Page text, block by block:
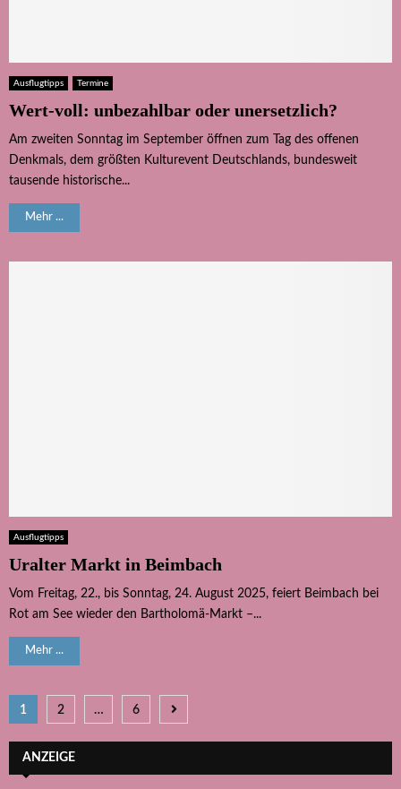
Ausflugtipps Termine
Wert-voll: unbezahlbar oder unersetzlich?
Am zweiten Sonntag im September öffnen zum Tag des offenen
Denkmals, dem größten Kulturevent Deutschlands, bundesweit
tausende historische...
Mehr ...
Ausflugtipps
Uralter Markt in Beimbach
Vom Freitag, 22., bis Sonntag, 24. August 2025, feiert Beimbach bei
Rot am See wieder den Bartholomä-Markt –...
Mehr ...
Seitennummerierung
der
Beiträge
1 2 … 6
ANZEIGE